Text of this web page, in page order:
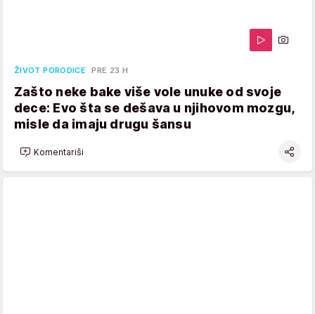
ŽIVOT PORODICE PRE 23 H
Zašto neke bake više vole unuke od svoje
dece: Evo šta se dešava u njihovom mozgu,
misle da imaju drugu šansu
Komentariši